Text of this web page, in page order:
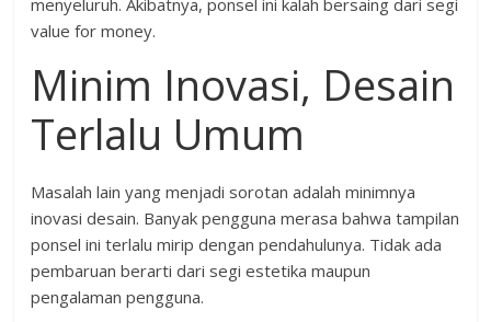
menyeluruh. Akibatnya, ponsel ini kalah bersaing dari segi
value for money.
Minim Inovasi, Desain
Terlalu Umum
Masalah lain yang menjadi sorotan adalah minimnya
inovasi desain. Banyak pengguna merasa bahwa tampilan
ponsel ini terlalu mirip dengan pendahulunya. Tidak ada
pembaruan berarti dari segi estetika maupun
pengalaman pengguna.